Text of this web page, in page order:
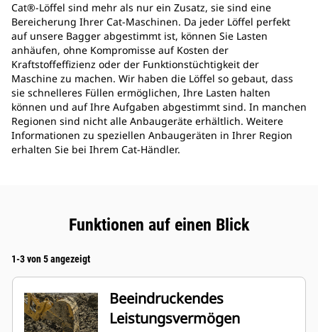
Cat®-Löffel sind mehr als nur ein Zusatz, sie sind eine
Bereicherung Ihrer Cat-Maschinen. Da jeder Löffel perfekt
auf unsere Bagger abgestimmt ist, können Sie Lasten
anhäufen, ohne Kompromisse auf Kosten der
Kraftstoffeffizienz oder der Funktionstüchtigkeit der
Maschine zu machen. Wir haben die Löffel so gebaut, dass
sie schnelleres Füllen ermöglichen, Ihre Lasten halten
können und auf Ihre Aufgaben abgestimmt sind. In manchen
Regionen sind nicht alle Anbaugeräte erhältlich. Weitere
Informationen zu speziellen Anbaugeräten in Ihrer Region
erhalten Sie bei Ihrem Cat-Händler.
Funktionen auf einen Blick
1-3 von 5 angezeigt
Beeindruckendes
Leistungsvermögen